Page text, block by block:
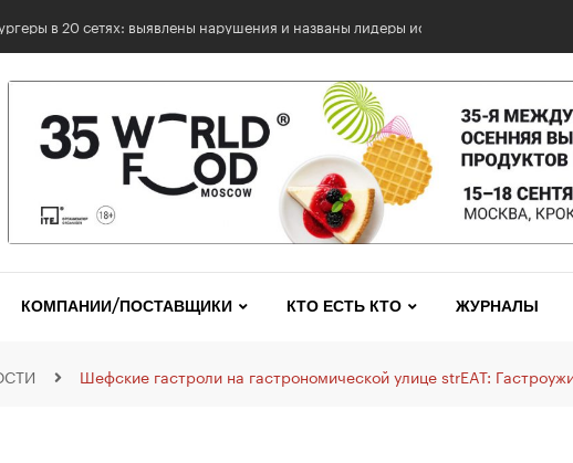
горчицы
КОМПАНИИ/ПОСТАВЩИКИ КТО ЕСТЬ КТО ЖУРНАЛЫ
Шефские гастроли на гастрономической улице strEAT: